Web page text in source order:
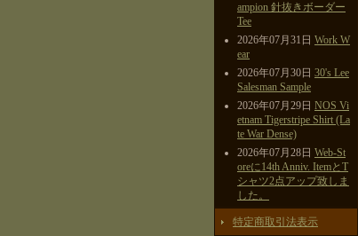
ampion 針抜きボーダー
Tee
2026年07月31日 Work W
ear
2026年07月30日 30's Lee
Salesman Sample
2026年07月29日 NOS Vi
etnam Tigerstripe Shirt (La
te War Dense)
2026年07月28日 Web-St
oreに14th Anniv. ItemとT
シャツ2点アップ致しま
した。
特定商取引法表示